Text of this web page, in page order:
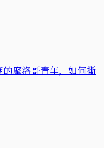
摩洛哥青年，如何撕